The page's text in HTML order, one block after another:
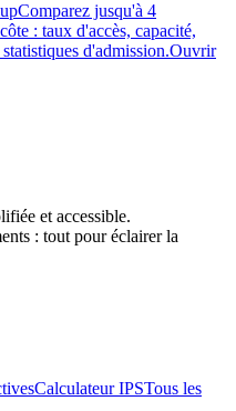
Comparez jusqu'à 4
: taux d'accès, capacité,
d'admission.Ouvrir
et accessible.
: tout pour éclairer la
Calculateur IPSTous les